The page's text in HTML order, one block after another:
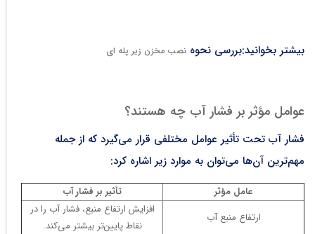
بیشتر بخوانید:بررسی نحوه نصب مخزن زیر پله ای
عوامل مؤثر بر فشار آب چه هستند؟
فشار آب تحت تأثیر عوامل مختلفی قرار می‌گیرد که از جمله
مهم‌ترین آن‌ها می‌توان به موارد زیر اشاره کرد:
عامل مؤثر
تأثیر بر فشار آب
ارتفاع منبع آب
افزایش ارتفاع منبع، فشار آب را در
نقاط پایین‌تر بیشتر می‌کند.